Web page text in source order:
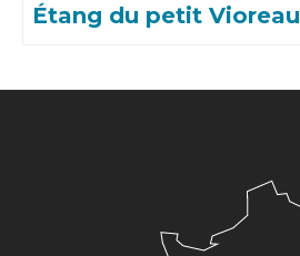
Étang du petit Vioreau